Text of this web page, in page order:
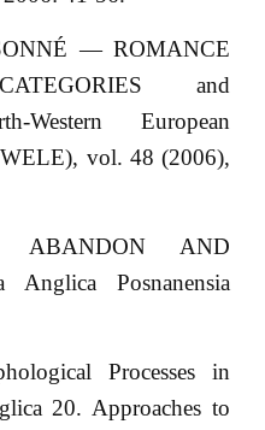
— ROMANCE
and
Western European
vol. 48 (2006),
ABANDON AND
Posnanensia
Processes in
20. Approaches to